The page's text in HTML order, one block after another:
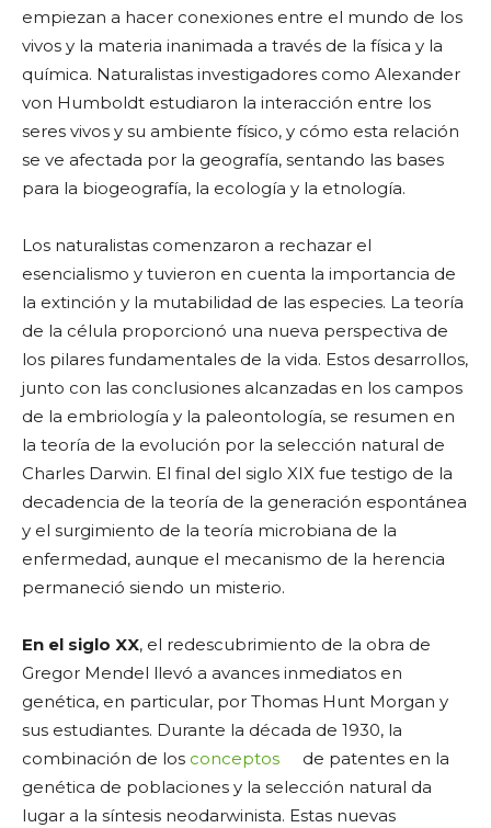
empiezan a hacer conexiones entre el mundo de los
vivos y la materia inanimada a través de la física y la
química. Naturalistas investigadores como Alexander
von Humboldt estudiaron la interacción entre los
seres vivos y su ambiente físico, y cómo esta relación
se ve afectada por la geografía, sentando las bases
para la biogeografía, la ecología y la etnología.
Los naturalistas comenzaron a rechazar el
esencialismo y tuvieron en cuenta la importancia de
la extinción y la mutabilidad de las especies. La teoría
de la célula proporcionó una nueva perspectiva de
los pilares fundamentales de la vida. Estos desarrollos,
junto con las conclusiones alcanzadas en los campos
de la embriología y la paleontología, se resumen en
la teoría de la evolución por la selección natural de
Charles Darwin. El final del siglo XIX fue testigo de la
decadencia de la teoría de la generación espontánea
y el surgimiento de la teoría microbiana de la
enfermedad, aunque el mecanismo de la herencia
permaneció siendo un misterio.
En el siglo XX, el redescubrimiento de la obra de
Gregor Mendel llevó a avances inmediatos en
genética, en particular, por Thomas Hunt Morgan y
sus estudiantes. Durante la década de 1930, la
combinación de los conceptos
de patentes en la
genética de poblaciones y la selección natural da
lugar a la síntesis neodarwinista. Estas nuevas